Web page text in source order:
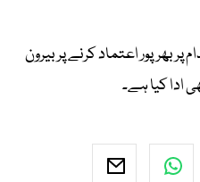
بھرپور اعتماد کرنے پر بیرون
ادا کیا ہے۔